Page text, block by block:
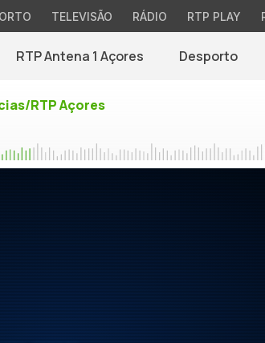
TELEVISÃO RÁDIO RTP PLAY
RTP Antena 1 Açores Desporto
RTP Açores